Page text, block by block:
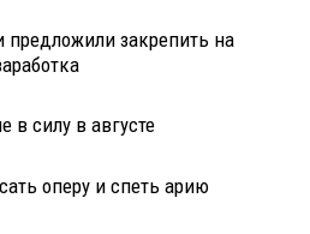
предложили закрепить на
в силу в августе
оперу и спеть арию